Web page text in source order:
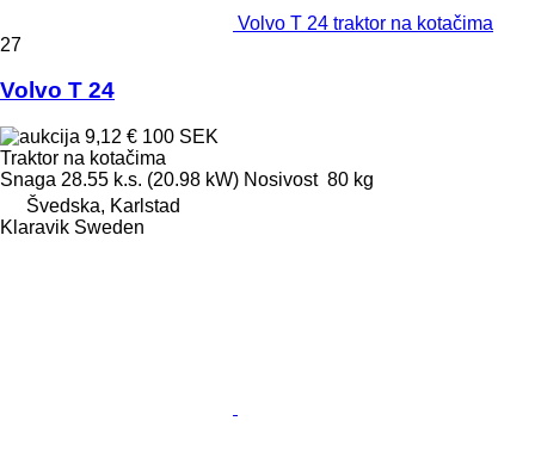
Volvo T 24 traktor na kotačima
27
Volvo T 24
9,12 € 100 SEK
Traktor na kotačima
Snaga 28.55 k.s. (20.98 kW) Nosivost 80 kg
Švedska, Karlstad
Klaravik Sweden